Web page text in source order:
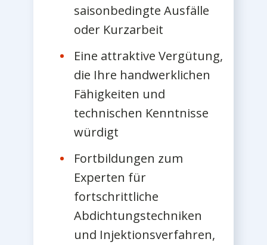
saisonbedingte Ausfälle
oder Kurzarbeit
Eine attraktive Vergütung,
die Ihre handwerklichen
Fähigkeiten und
technischen Kenntnisse
würdigt
Fortbildungen zum
Experten für
fortschrittliche
Abdichtungstechniken
und Injektionsverfahren,